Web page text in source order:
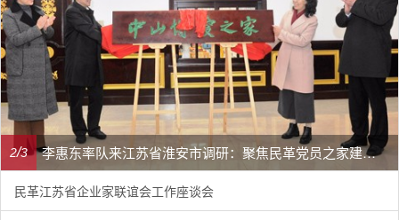
李惠东率队来江苏省淮安市调研：聚焦民革党员之家建设管理、学龄前儿童爱国主义教育
2/3
民革江苏省企业家联谊会工作座谈会